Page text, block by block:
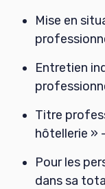
Mise en
Entretien
Titre
hôtellerie »
Pour les
dans sa